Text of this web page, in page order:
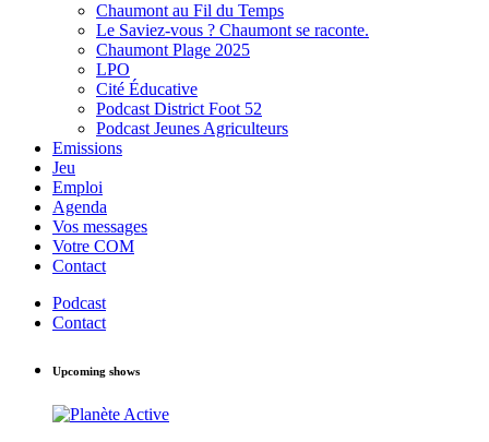
Chaumont au Fil du Temps
Le Saviez-vous ? Chaumont se raconte.
Chaumont Plage 2025
LPO
Cité Éducative
Podcast District Foot 52
Podcast Jeunes Agriculteurs
Emissions
Jeu
Emploi
Agenda
Vos messages
Votre COM
Contact
Podcast
Contact
Upcoming shows